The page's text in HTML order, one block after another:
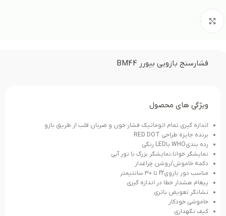
بزرگنمایی تصویر
فشارسنج بازويی بیورر BM44
ویژگی های محصول
اندازه گيري تمام اتوماتيك فشار خون و ضربان قلب از طريق بازو
برنده جايزه طراحي RED DOT
رده بنديWHO باLED رنگي
نمايشگر خوانا،نمايشگر بزرگ با نور آبی
دكمه خاموش/روشن چراغدار
مناسب دور بازوی22 تا 30 سانتیمتر
پيغام هشدار خطا در اندازه گيري
نشانگر تعویض باتری
خاموشي خودكار
كيف نگهداري